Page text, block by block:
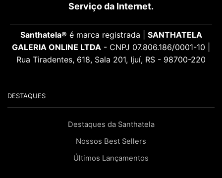
Serviço da Internet.
Santhatela® é marca registrada | SANTHATELA
GALERIA ONLINE LTDA - CNPJ 07.806.186/0001-10 |
Rua Tiradentes, 618, Sala 201, Ijuí, RS - 98700-220
DESTAQUES
Destaques da Santhatela
Nossos Best Sellers
Últimos Lançamentos